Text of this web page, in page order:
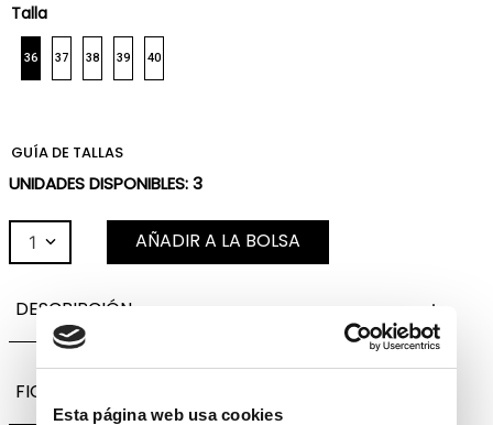
Esta página web usa cookies
Talla
36 37 38 39 40
GUÍA DE TALLAS
UNIDADES DISPONIBLES:3
1 AÑADIR A LA BOLSA
DESCRIPCIÓN
FICHA TÉCNICA